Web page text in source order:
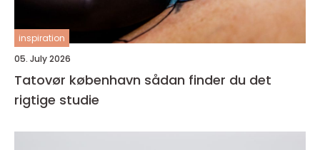
inspiration
05. July 2026
Tatovør københavn sådan finder du det
rigtige studie